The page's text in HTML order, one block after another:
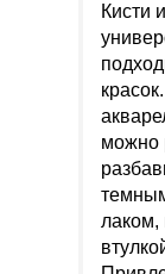
Кисти
можно
лаком,